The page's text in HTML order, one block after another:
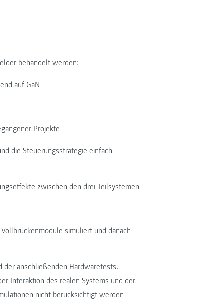
behandelt werden:
auf GaN
Projekte
die Steuerungsstrategie einfach
zwischen den drei Teilsystemen
simuliert und danach
der anschließenden Hardwaretests.
Interaktion des realen Systems und der
nicht berücksichtigt werden